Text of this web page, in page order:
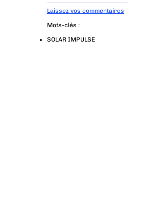
Laissez vos commentaires
Mots-clés :
SOLAR IMPULSE